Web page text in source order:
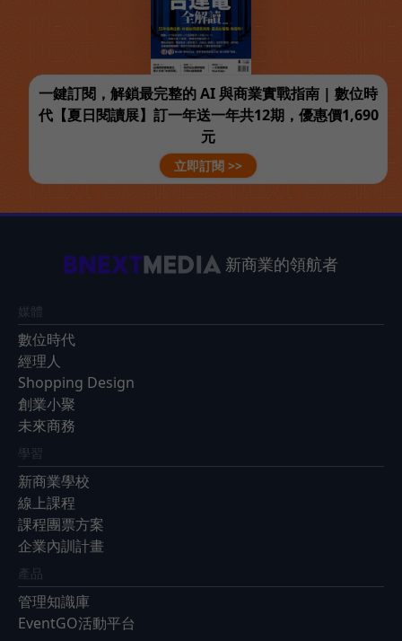
一鍵訂閱，解鎖最完整的 AI 與商業實戰指南 | 數位時
代【夏日閱讀展】訂一年送一年共12期，優惠價1,690
元
立即訂閱 >>
新商業的領航者
媒體
數位時代
經理人
Shopping Design
創業小聚
未來商務
學習
新商業學校
線上課程
課程團票方案
企業內訓計畫
產品
管理知識庫
EventGO活動平台